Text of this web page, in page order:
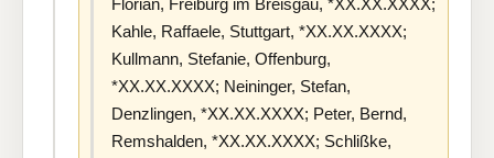
Florian, Freiburg im Breisgau, *XX.XX.XXXX;
Kahle, Raffaele, Stuttgart, *XX.XX.XXXX;
Kullmann, Stefanie, Offenburg,
*XX.XX.XXXX; Neininger, Stefan,
Denzlingen, *XX.XX.XXXX; Peter, Bernd,
Remshalden, *XX.XX.XXXX; Schlißke,